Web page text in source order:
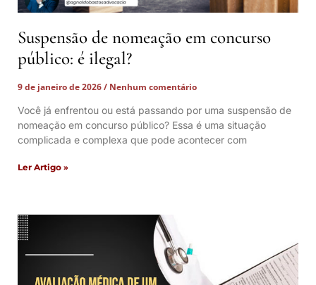
Suspensão de nomeação em concurso
público: é ilegal?
9 de janeiro de 2026
Nenhum comentário
Você já enfrentou ou está passando por uma suspensão de
nomeação em concurso público? Essa é uma situação
complicada e complexa que pode acontecer com
Ler Artigo »